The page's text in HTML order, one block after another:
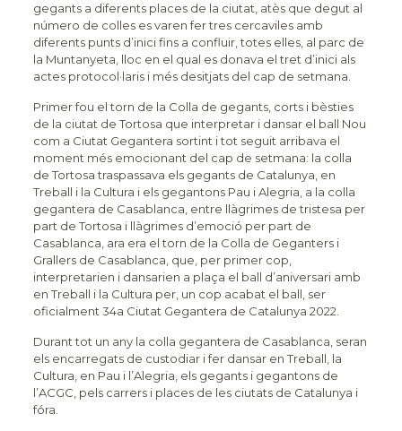
gegants a diferents places de la ciutat, atès que degut al
número de colles es varen fer tres cercaviles amb
diferents punts d’inici fins a confluir, totes elles, al parc de
la Muntanyeta, lloc en el qual es donava el tret d’inici als
actes protocol·laris i més desitjats del cap de setmana.
Primer fou el torn de la Colla de gegants, corts i bèsties
de la ciutat de Tortosa que interpretar i dansar el ball Nou
com a Ciutat Gegantera sortint i tot seguit arribava el
moment més emocionant del cap de setmana: la colla
de Tortosa traspassava els gegants de Catalunya, en
Treball i la Cultura i els gegantons Pau i Alegria, a la colla
gegantera de Casablanca, entre llàgrimes de tristesa per
part de Tortosa i llàgrimes d’emoció per part de
Casablanca, ara era el torn de la Colla de Geganters i
Grallers de Casablanca, que, per primer cop,
interpretarien i dansarien a plaça el ball d’aniversari amb
en Treball i la Cultura per, un cop acabat el ball, ser
oficialment 34a Ciutat Gegantera de Catalunya 2022.
Durant tot un any la colla gegantera de Casablanca, seran
els encarregats de custodiar i fer dansar en Treball, la
Cultura, en Pau i l’Alegria, els gegants i gegantons de
l’ACGC, pels carrers i places de les ciutats de Catalunya i
fóra.